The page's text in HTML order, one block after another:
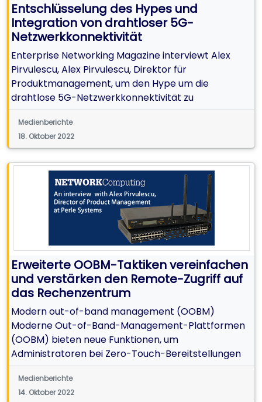
Entschlüsselung des Hypes und
Integration von drahtloser 5G-
Netzwerkkonnektivität
Enterprise Networking Magazine interviewt Alex
Pirvulescu, Alex Pirvulescu, Direktor für
Produktmanagement, um den Hype um die
drahtlose 5G-Netzwerkkonnektivität zu
entschlüsseln.
Medienberichte
18. Oktober 2022
Erweiterte OOBM-Taktiken vereinfachen
und verstärken den Remote-Zugriff auf
das Rechenzentrum
Modern out-of-band management (OOBM)
Moderne Out-of-Band-Management-Plattformen
(OOBM) bieten neue Funktionen, um
Administratoren bei Zero-Touch-Bereitstellungen
und robuster, ausfallsicherer Remote-
Rechenzentrums-Konnektivität zu unterstützen.
Medienberichte
14. Oktober 2022